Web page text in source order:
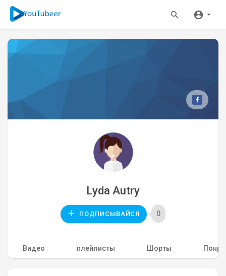
Lyda Autry
ПОДПИСЫВАЙСЯ 0
Видео плейлисты Шорты